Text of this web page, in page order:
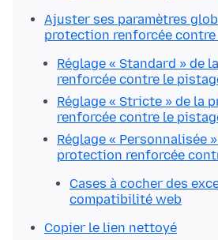
Ajuster ses paramètres
protection renforcée
Réglage « Standard » de
renforcée contre le
Réglage « Stricte » de la
renforcée contre le
Réglage « Personnalisée
protection renforcée
Cases à cocher des
compatibilité web
Copier le lien nettoyé